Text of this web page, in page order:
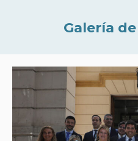
Galería